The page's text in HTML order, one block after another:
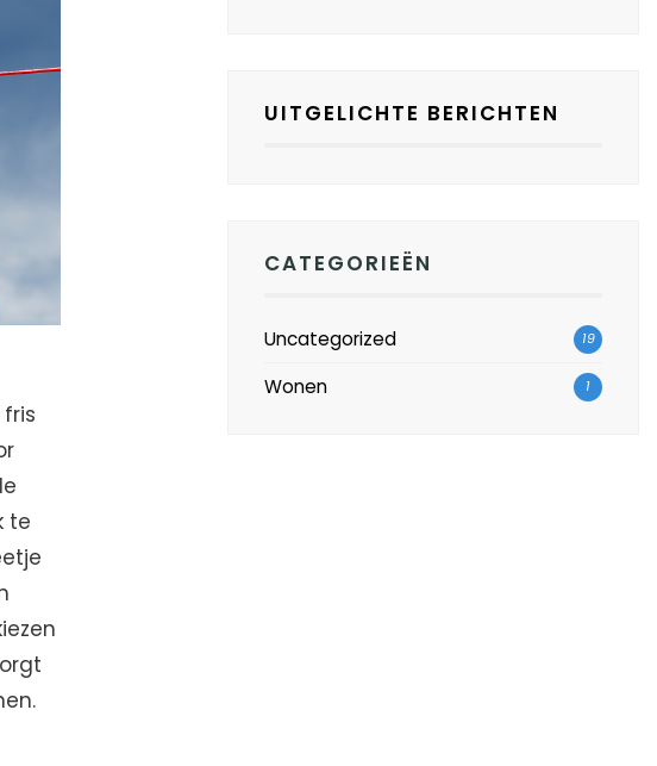
te
UITGELICHTE BERICHTEN
CATEGORIEËN
Uncategorized 19
Wonen 1